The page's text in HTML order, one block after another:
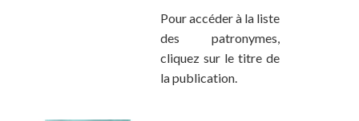
Pour accéder à la liste
des patronymes,
cliquez sur le titre de
la publication.